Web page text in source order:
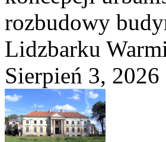
rozbudowy
Lidzbarku
Sierpień 3, 2026